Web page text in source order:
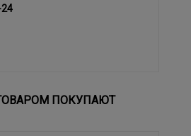
39
24
ПОКУПАЮТ